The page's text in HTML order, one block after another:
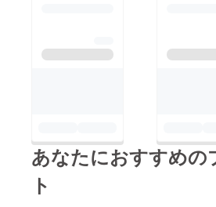
あなたにおすすめの
ト